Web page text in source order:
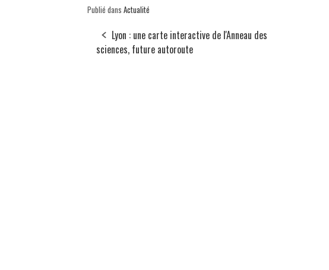
Publié dans Actualité
Lyon : une carte interactive de l'Anneau des
sciences, future autoroute